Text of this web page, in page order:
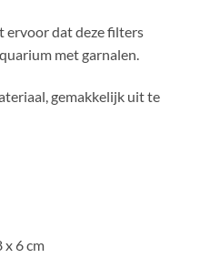
ervoor dat deze filters
met garnalen.
gemakkelijk uit te
x 6 cm